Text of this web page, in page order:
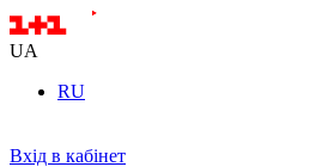
UA
RU
Вхід в кабінет